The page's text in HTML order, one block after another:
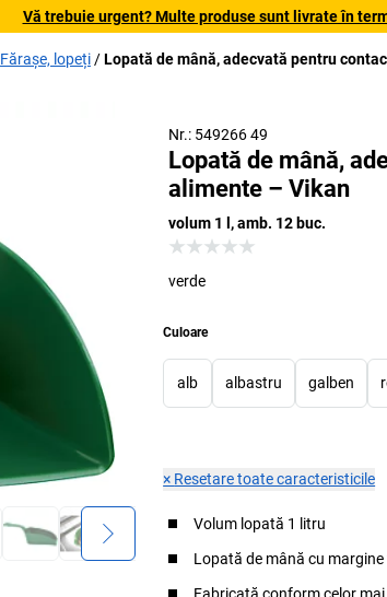
Vă trebuie urgent? Multe produse sunt livrate în
Fărașe, lopeți Lopată de mână, adecvată pentru
Nr.: 549266 49
Lopată de mână,
alimente – Vikan
volum 1 l, amb. 12 buc.
verde
Culoare
alb albastru galben
× Resetare toate caracteristicile
Volum lopată 1 litru
Lopată de mână cu